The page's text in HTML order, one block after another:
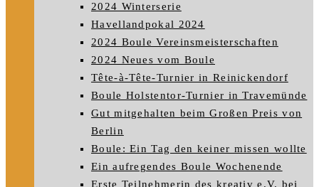
2024 Winterserie
Havellandpokal 2024
2024 Boule Vereinsmeisterschaften
2024 Neues vom Boule
Tête-à-Tête-Turnier in Reinickendorf
Boule Holstentor-Turnier in Travemünde
Gut mitgehalten beim Großen Preis von
Berlin
Boule: Ein Tag den keiner missen wollte
Ein aufregendes Boule Wochenende
Erste Teilnehmerin des kreativ e.V. bei